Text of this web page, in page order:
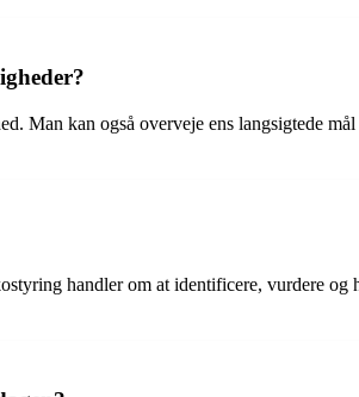
Man kan også overveje ens langsigtede
handler om at identificere, vurdere og